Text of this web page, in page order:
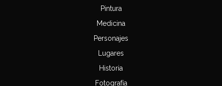
Pintura
Medicina
Personajes
Lugares
Historia
Fotografía